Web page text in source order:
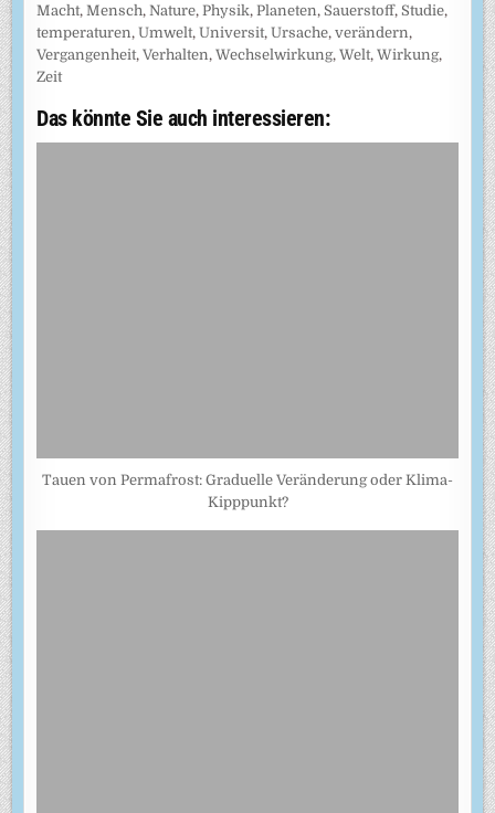
Macht, Mensch, Nature, Physik, Planeten, Sauerstoff, Studie,
temperaturen,Umwelt,Universit,Ursache,verändern,
Vergangenheit,Verhalten,Wechselwirkung,Welt,Wirkung,
Zeit
Das könnte Sie auch interessieren:
Tauen von Permafrost: Graduelle Veränderung oder Klima-
Kipppunkt?